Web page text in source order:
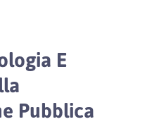
E
Pubblica